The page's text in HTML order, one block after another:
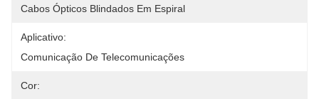
Cabos Ópticos Blindados Em Espiral
Aplicativo:
Comunicação De Telecomunicações
Cor: